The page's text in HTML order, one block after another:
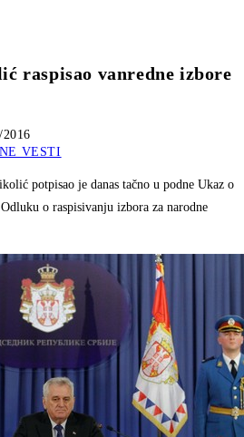
raspisao vanredne izbore
VESTI
potpisao je danas tačno u podne Ukaz o
o raspisivanju izbora za narodne